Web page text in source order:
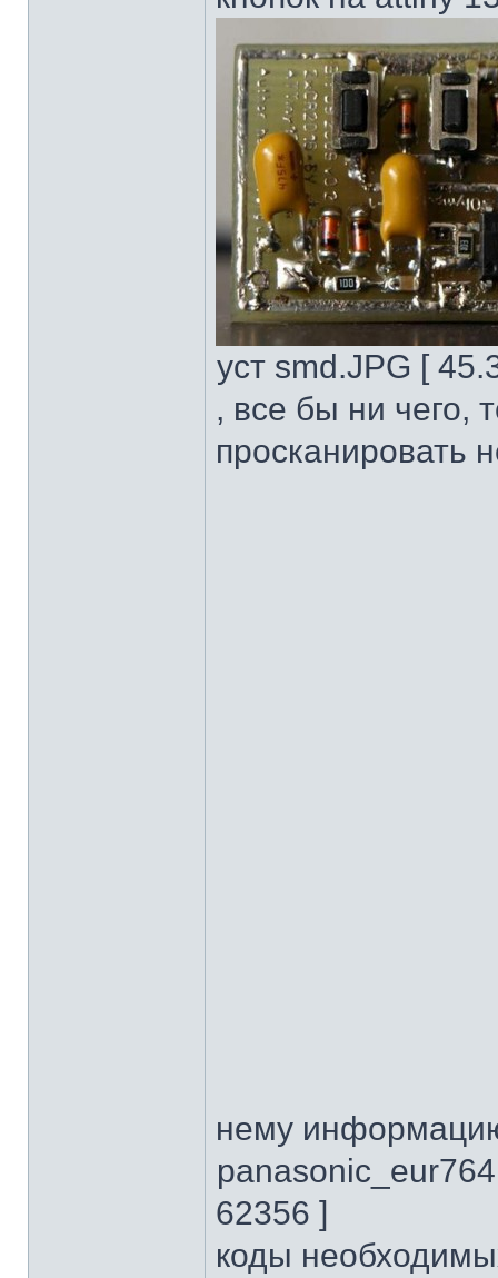
уст smd.JPG [
, все бы ни чего,
просканировать
нему
62356 ]
коды